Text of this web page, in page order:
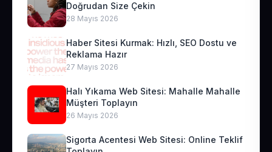
Doğrudan Size Çekin
28 Mayıs 2026
Haber Sitesi Kurmak: Hızlı, SEO Dostu ve
Reklama Hazır
27 Mayıs 2026
Halı Yıkama Web Sitesi: Mahalle Mahalle
Müşteri Toplayın
26 Mayıs 2026
Sigorta Acentesi Web Sitesi: Online Teklif